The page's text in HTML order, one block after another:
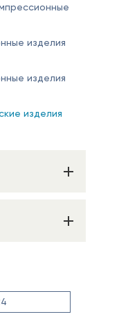
изделия
изделия
изделия